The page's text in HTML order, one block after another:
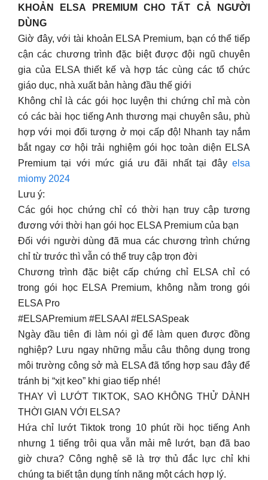
KHOẢN ELSA PREMIUM CHO TẤT CẢ NGƯỜI
DÙNG
Giờ đây, với tài khoản ELSA Premium, bạn có thể tiếp
cận các chương trình đặc biệt được đội ngũ chuyên
gia của ELSA thiết kế và hợp tác cùng các tổ chức
giáo dục, nhà xuất bản hàng đầu thế giới
Không chỉ là các gói học luyện thi chứng chỉ mà còn
có các bài học tiếng Anh thương mại chuyên sâu, phù
hợp với mọi đối tượng ở mọi cấp độ! Nhanh tay nắm
bắt ngay cơ hội trải nghiệm gói học toàn diện ELSA
Premium tại với mức giá ưu đãi nhất tại đây elsa
miomy 2024
Lưu ý:
Các gói học chứng chỉ có thời hạn truy cập tương
đương với thời hạn gói học ELSA Premium của bạn
Đối với người dùng đã mua các chương trình chứng
chỉ từ trước thì vẫn có thể truy cập trọn đời
Chương trình đặc biệt cấp chứng chỉ ELSA chỉ có
trong gói học ELSA Premium, không nằm trong gói
ELSA Pro
#ELSAPremium #ELSAAI #ELSASpeak
Ngày đầu tiên đi làm nói gì để làm quen được đồng
nghiệp? Lưu ngay những mẫu câu thông dụng trong
môi trường công sở mà ELSA đã tổng hợp sau đây để
tránh bị “xịt keo” khi giao tiếp nhé!
THAY VÌ LƯỚT TIKTOK, SAO KHÔNG THỬ DÀNH
THỜI GIAN VỚI ELSA?
Hứa chỉ lướt Tiktok trong 10 phút rồi học tiếng Anh
nhưng 1 tiếng trôi qua vẫn mải mê lướt, bạn đã bao
giờ chưa? Công nghệ sẽ là trợ thủ đắc lực chỉ khi
chúng ta biết tận dụng tính năng một cách hợp lý.